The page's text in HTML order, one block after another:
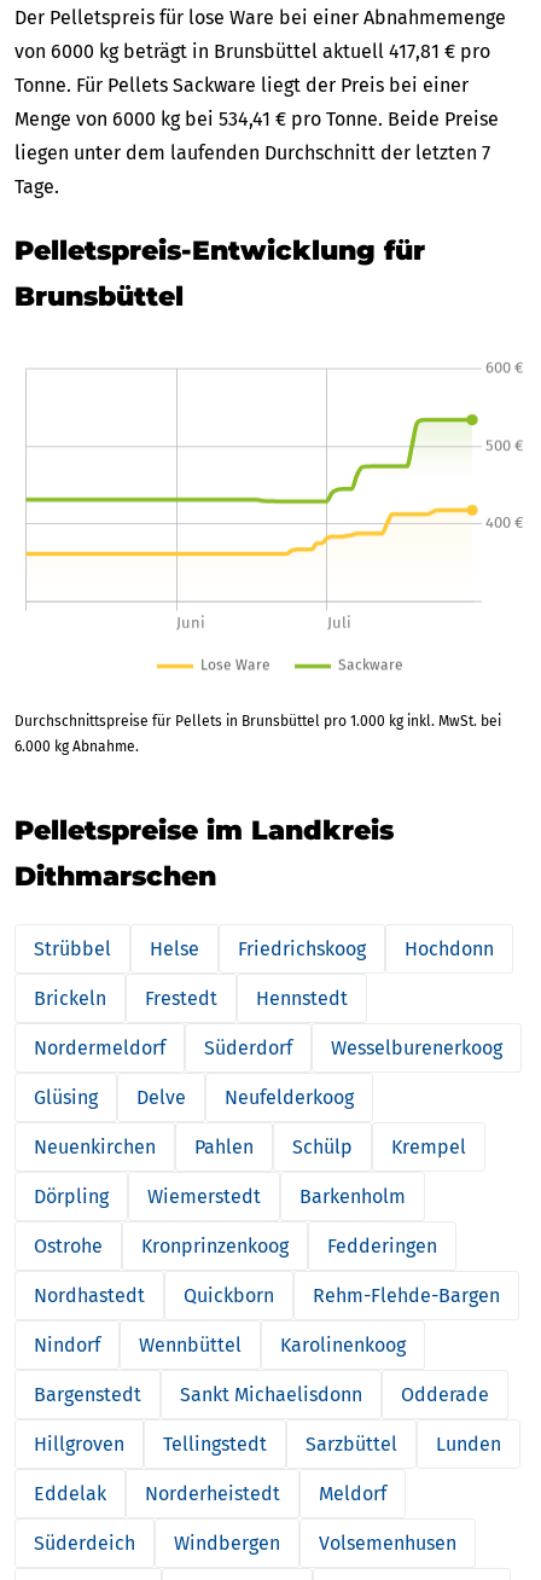
Der Pelletspreis für lose Ware bei einer Abnahmemenge
von 6000 kg beträgt in Brunsbüttel aktuell 417,81 € pro
Tonne. Für Pellets Sackware liegt der Preis bei einer
Menge von 6000 kg bei 534,41 € pro Tonne. Beide Preise
liegen unter dem laufenden Durchschnitt der letzten 7
Tage.
Pelletspreis-Entwicklung für
Brunsbüttel
Durchschnittspreise für Pellets in Brunsbüttel pro 1.000 kg inkl. MwSt. bei
6.000 kg Abnahme.
Pelletspreise im Landkreis
Dithmarschen
Strübbel Helse Friedrichskoog Hochdonn
Brickeln Frestedt Hennstedt
Nordermeldorf Süderdorf Wesselburenerkoog
Glüsing Delve Neufelderkoog
Neuenkirchen Pahlen Schülp Krempel
Dörpling Wiemerstedt Barkenholm
Ostrohe Kronprinzenkoog Fedderingen
Nordhastedt Quickborn Rehm-Flehde-Bargen
Nindorf Wennbüttel Karolinenkoog
Bargenstedt Sankt Michaelisdonn Odderade
Hillgroven Tellingstedt Sarzbüttel Lunden
Eddelak Norderheistedt Meldorf
Süderdeich Windbergen Volsemenhusen